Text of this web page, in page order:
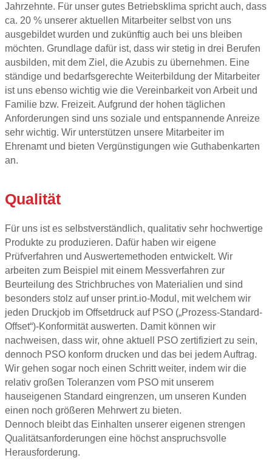
Jahrzehnte. Für unser gutes Betriebsklima spricht auch, dass
ca. 20 % unserer aktuellen Mitarbeiter selbst von uns
ausgebildet wurden und zukünftig auch bei uns bleiben
möchten. Grundlage dafür ist, dass wir stetig in drei Berufen
ausbilden, mit dem Ziel, die Azubis zu übernehmen. Eine
ständige und bedarfsgerechte Weiterbildung der Mitarbeiter
ist uns ebenso wichtig wie die Vereinbarkeit von Arbeit und
Familie bzw. Freizeit. Aufgrund der hohen täglichen
Anforderungen sind uns soziale und entspannende Anreize
sehr wichtig. Wir unterstützen unsere Mitarbeiter im
Ehrenamt und bieten Vergünstigungen wie Guthabenkarten
an.
Qualität
Für uns ist es selbstverständlich, qualitativ sehr hochwertige
Produkte zu produzieren. Dafür haben wir eigene
Prüfverfahren und Auswertemethoden entwickelt. Wir
arbeiten zum Beispiel mit einem Messverfahren zur
Beurteilung des Strichbruches von Materialien und sind
besonders stolz auf unser print.io-Modul, mit welchem wir
jeden Druckjob im Offsetdruck auf PSO („Prozess-Standard-
Offset“)-Konformität auswerten. Damit können wir
nachweisen, dass wir, ohne aktuell PSO zertifiziert zu sein,
dennoch PSO konform drucken und das bei jedem Auftrag.
Wir gehen sogar noch einen Schritt weiter, indem wir die
relativ großen Toleranzen vom PSO mit unserem
hauseigenen Standard eingrenzen, um unseren Kunden
einen noch größeren Mehrwert zu bieten.
Dennoch bleibt das Einhalten unserer eigenen strengen
Qualitätsanforderungen eine höchst anspruchsvolle
Herausforderung.